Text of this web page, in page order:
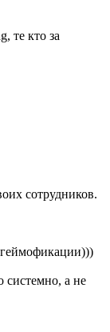
те кто за
сотрудников.
геймофикации)))
системно, а не